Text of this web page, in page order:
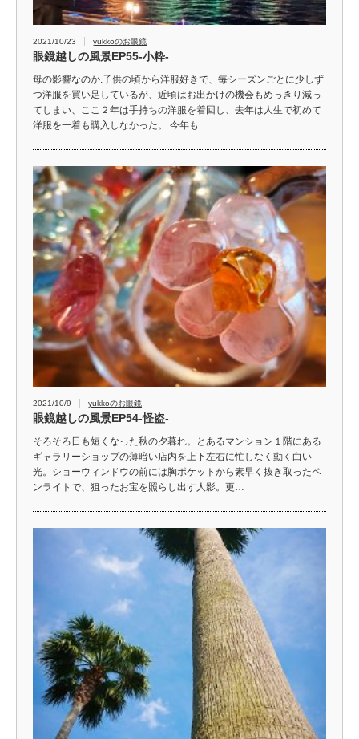
2021/10/23 yukkoのお眼鏡
眼鏡越しの風景EP55-小粋-
母の影響なのか.子供の頃から洋服好きで、毎シーズンごとに少しず
つ洋服を買い足しているが、近頃はお出かけの機会もめっきり減っ
てしまい、ここ２年は手持ちの洋服を着回し、去年は人生で初めて
洋服を一着も購入しなかった。 今年も…
2021/10/9 yukkoのお眼鏡
眼鏡越しの風景EP54-怪盗-
そろそろ日も短くなった秋の夕暮れ。とあるマンション１階にある
ギャラリーショップの薄暗い店内を上下左右に忙しなく動く白い
光。ショーウィンドウの前には胸ポケットから素早く抜き取ったペ
ンライトで、狙ったお宝を照らし出す人影。更…